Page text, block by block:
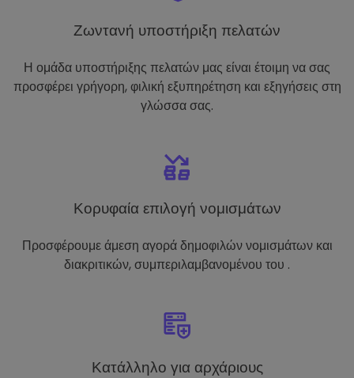
Ζωντανή υποστήριξη πελατών
Η ομάδα υποστήριξης πελατών μας είναι έτοιμη να σας
προσφέρει γρήγορη, φιλική εξυπηρέτηση και εξηγήσεις στη
γλώσσα σας.
Κορυφαία επιλογή νομισμάτων
Προσφέρουμε άμεση αγορά δημοφιλών νομισμάτων και
διακριτικών, συμπεριλαμβανομένου του .
Κατάλληλο για αρχάριους